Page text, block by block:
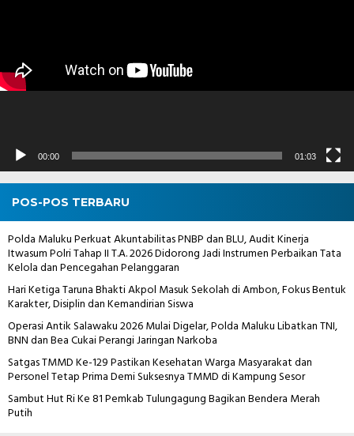
00:00 01:03
POS-POS TERBARU
Polda Maluku Perkuat Akuntabilitas PNBP dan BLU, Audit Kinerja
Itwasum Polri Tahap II T.A. 2026 Didorong Jadi Instrumen Perbaikan Tata
Kelola dan Pencegahan Pelanggaran
Hari Ketiga Taruna Bhakti Akpol Masuk Sekolah di Ambon, Fokus Bentuk
Karakter, Disiplin dan Kemandirian Siswa
Operasi Antik Salawaku 2026 Mulai Digelar, Polda Maluku Libatkan TNI,
BNN dan Bea Cukai Perangi Jaringan Narkoba
Satgas TMMD Ke-129 Pastikan Kesehatan Warga Masyarakat dan
Personel Tetap Prima Demi Suksesnya TMMD di Kampung Sesor
Sambut Hut Ri Ke 81 Pemkab Tulungagung Bagikan Bendera Merah
Putih